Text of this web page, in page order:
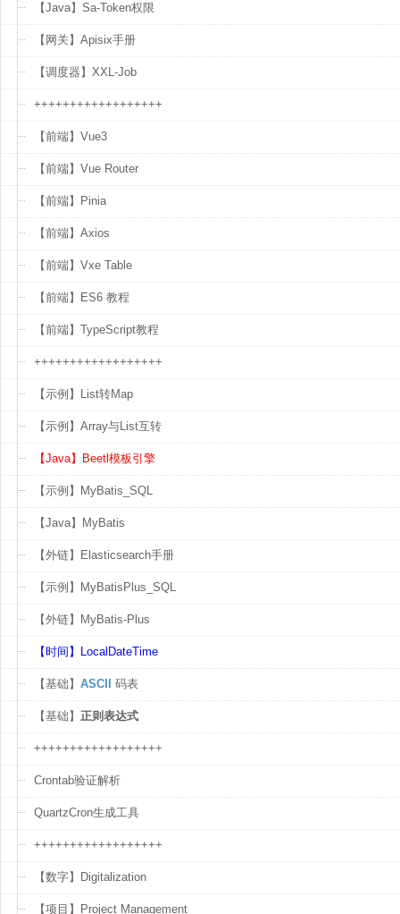
【Java】Sa-Token权限
【网关】Apisix手册
【调度器】XXL-Job
++++++++++++++++++
【前端】Vue3
【前端】Vue Router
【前端】Pinia
【前端】Axios
【前端】Vxe Table
【前端】ES6 教程
【前端】TypeScript教程
++++++++++++++++++
【示例】List转Map
【示例】Array与List互转
【Java】Beetl模板引擎
【示例】MyBatis_SQL
【Java】MyBatis
【外链】Elasticsearch手册
【示例】MyBatisPlus_SQL
【外链】MyBatis-Plus
【时间】LocalDateTime
【基础】 ASCII 码表
【基础】 正则表达式
++++++++++++++++++
Crontab验证解析
QuartzCron生成工具
++++++++++++++++++
【数字】Digitalization
【项目】Project Management